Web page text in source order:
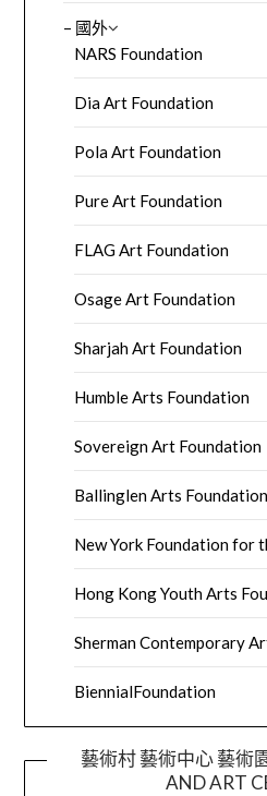
– 國外
NARS Foundation
Dia Art Foundation
Pola Art Foundation
Pure Art Foundation
FLAG Art Foundation
Osage Art Foundation
Sharjah Art Foundation
Humble Arts Foundation
Sovereign Art Foundation
Ballinglen Arts Foundation
New York Foundation for
Hong Kong Youth Arts
Sherman Contemporary
BiennialFoundation
藝術村 藝術中心 藝術
AND ART